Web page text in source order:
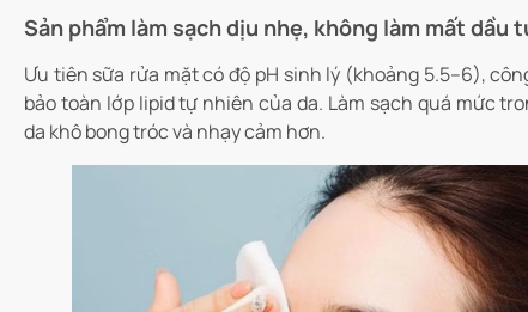
Sản phẩm làm sạch dịu nhẹ, không làm mất dầu
Ưu tiên sữa rửa mặt có độ pH sinh lý (khoảng 5.5–6),
bảo toàn lớp lipid tự nhiên của da. Làm sạch quá mức
da khô bong tróc và nhạy cảm hơn.